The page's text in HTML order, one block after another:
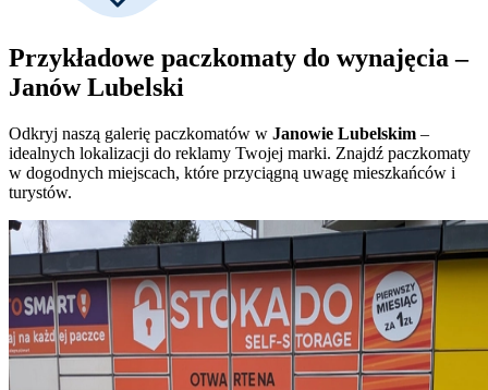
Przykładowe paczkomaty do wynajęcia –
Janów Lubelski
Odkryj naszą galerię paczkomatów w Janowie Lubelskim –
idealnych lokalizacji do reklamy Twojej marki. Znajdź paczkomaty
w dogodnych miejscach, które przyciągną uwagę mieszkańców i
turystów.